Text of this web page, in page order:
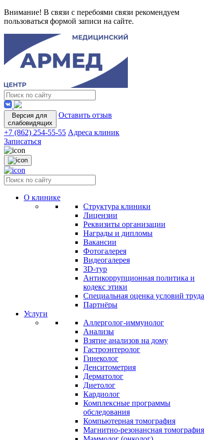
Внимание! В связи с перебоями связи рекомендуем
пользоваться формой записи на сайте.
Версия для
слабовидящих
Оставить отзыв
+7 (862) 254-55-55 Адреса клиник
Записаться
О клинике
Структура клиники
Лицензии
Реквизиты организации
Награды и дипломы
Вакансии
Фотогалерея
Видеогалерея
3D-тур
Антикоррупционная политика и
кодекс этики
Специальная оценка условий труда
Партнёры
Услуги
Аллерголог-иммунолог
Анализы
Взятие анализов на дому
Гастроэнтеролог
Гинеколог
Денситометрия
Дерматолог
Диетолог
Кардиолог
Комплексные программы
обследования
Компьютерная томография
Магнитно-резонансная томография